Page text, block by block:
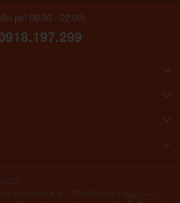
phí 09:00 - 22:00)